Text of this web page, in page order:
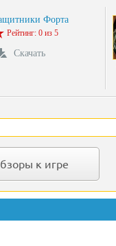
Форта
Рейтинг: 0 из 5
Скачать
к игре